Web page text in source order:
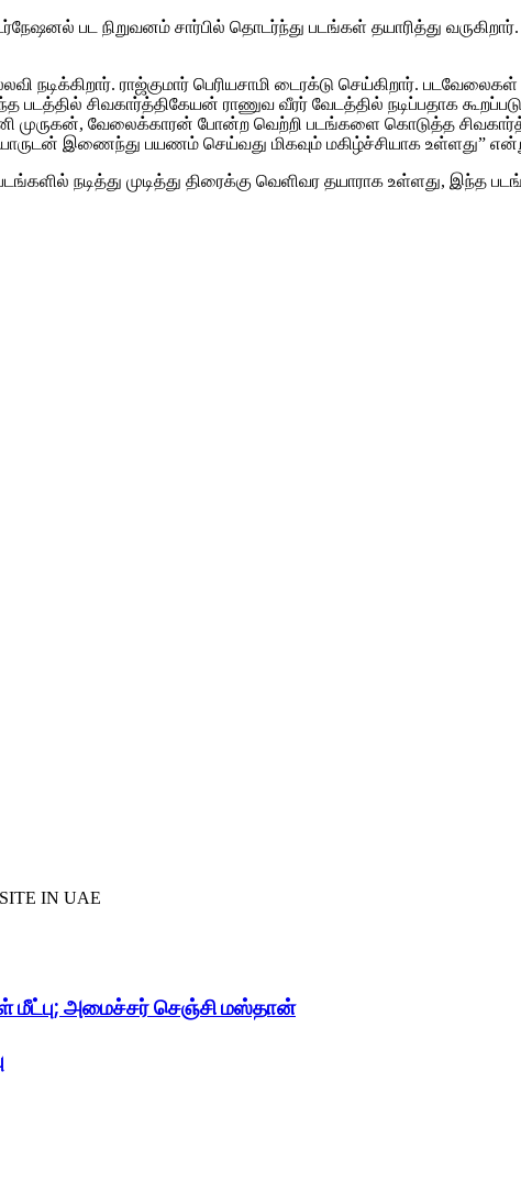
பட நிறுவனம் சார்பில் தொடர்ந்து படங்கள் தயாரித்து
நடிக்கிறார். ராஜ்குமார் பெரியசாமி டைரக்டு செய்கிறார்.
படத்தில் சிவகார்த்திகேயன் ராணுவ வீரர் வேடத்தில் நடிப்பதாக
முருகன், வேலைக்காரன் போன்ற வெற்றி படங்களை கொடுத்த
இணைந்து பயணம் செய்வது மிகவும் மகிழ்ச்சியாக உள்ளது”
நடித்து முடித்து திரைக்கு வெளிவர தயாராக உள்ளது, இந்த
IN UAE
மீட்பு; அமைச்சர் செஞ்சி மஸ்தான்